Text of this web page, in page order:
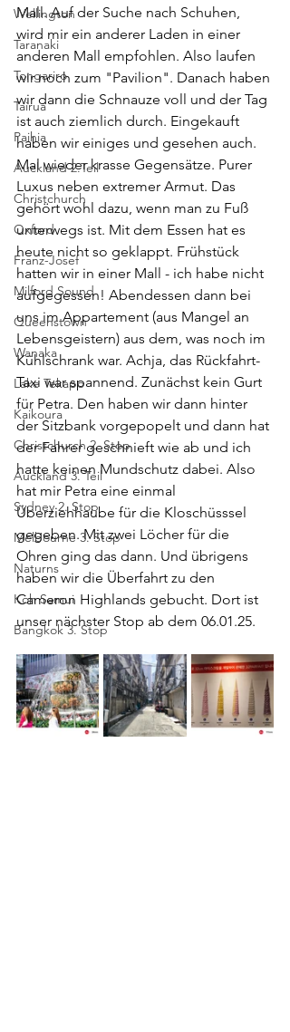
Wellington
Taranaki
Tongariro
Tairua
Paihia
Auckland 2.Teil
Christchurch
Oxford
Franz-Josef
Milford Sound
Queenstown
Wanaka
Lake Tekapo
Kaikoura
Christchurch 2. Stop
Auckland 3. Teil
Sydney 2. Stop
Melbourne 3. Stop
Naturns
Koh Samui
Bangkok 3. Stop
Mall. Auf der Suche nach Schuhen,
wird mir ein anderer Laden in einer
anderen Mall empfohlen. Also laufen
wir noch zum "Pavilion". Danach haben
wir dann die Schnauze voll und der Tag
ist auch ziemlich durch. Eingekauft
haben wir einiges und gesehen auch.
Mal wieder krasse Gegensätze. Purer
Luxus neben extremer Armut. Das
gehört wohl dazu, wenn man zu Fuß
unterwegs ist. Mit dem Essen hat es
heute nicht so geklappt. Frühstück
hatten wir in einer Mall - ich habe nicht
aufgegessen! Abendessen dann bei
uns im Appartement (aus Mangel an
Lebensgeistern) aus dem, was noch im
Kühlschrank war. Achja, das Rückfahrt-
Taxi war spannend. Zunächst kein Gurt
für Petra. Den haben wir dann hinter
der Sitzbank vorgepopelt und dann hat
der Fahrer geschnieft wie ab und ich
hatte keinen Mundschutz dabei. Also
hat mir Petra eine einmal
Überziehhaube für die Kloschüsssel
gegeben. Mit zwei Löcher für die
Ohren ging das dann. Und übrigens
haben wir die Überfahrt zu den
Cameron Highlands gebucht. Dort ist
unser nächster Stop ab dem 06.01.25.